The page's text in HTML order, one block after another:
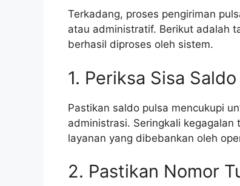
Terkadang, proses pengiriman
atau administratif. Berikut adalah
berhasil diproses oleh sistem.
1. Periksa Sisa Saldo
Pastikan saldo pulsa mencukupi
administrasi. Seringkali
layanan yang dibebankan oleh
2. Pastikan Nomor